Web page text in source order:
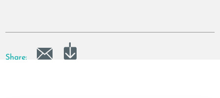
Share: